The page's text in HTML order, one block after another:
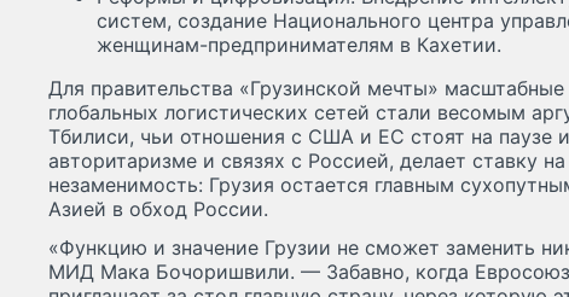
систем, создание Национального центра
женщинам-предпринимателям в Кахетии.
Для правительства «Грузинской мечты»
глобальных логистических сетей стали весомым
Тбилиси, чьи отношения с США и ЕС стоят на паузе
авторитаризме и связях с Россией, делает ставку
незаменимость: Грузия остается главным
Азией в обход России.
«Функцию и значение Грузии не сможет заменить
МИД Мака Бочоришвили. — Забавно, когда Евросоюз